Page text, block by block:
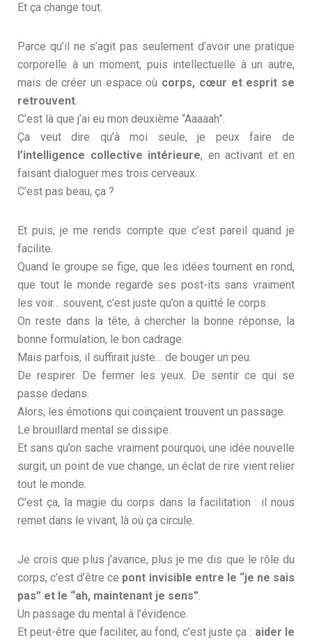
Et ça change tout.
Parce qu’il ne s’agit pas seulement d’avoir une pratique
corporelle à un moment, puis intellectuelle à un autre,
mais de créer un espace où corps, cœur et esprit se
retrouvent.
C’est là que j’ai eu mon deuxième “Aaaaah”.
Ça veut dire qu’à moi seule, je peux faire de
l’intelligence collective intérieure, en activant et en
faisant dialoguer mes trois cerveaux.
C’est pas beau, ça ?
Et puis, je me rends compte que c’est pareil quand je
facilite.
Quand le groupe se fige, que les idées tournent en rond,
que tout le monde regarde ses post-its sans vraiment
les voir… souvent, c’est juste qu’on a quitté le corps.
On reste dans la tête, à chercher la bonne réponse, la
bonne formulation, le bon cadrage.
Mais parfois, il suffirait juste… de bouger un peu.
De respirer. De fermer les yeux. De sentir ce qui se
passe dedans.
Alors, les émotions qui coinçaient trouvent un passage.
Le brouillard mental se dissipe.
Et sans qu’on sache vraiment pourquoi, une idée nouvelle
surgit, un point de vue change, un éclat de rire vient relier
tout le monde.
C’est ça, la magie du corps dans la facilitation : il nous
remet dans le vivant, là où ça circule.
Je crois que plus j’avance, plus je me dis que le rôle du
corps, c’est d’être ce pont invisible entre le “je ne sais
pas” et le “ah, maintenant je sens”.
Un passage du mental à l’évidence.
Et peut-être que faciliter, au fond, c’est juste ça : aider le